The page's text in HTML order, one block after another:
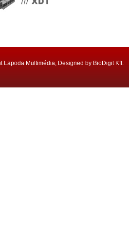
Lapoda Multimédia, Designed by BioDigit Kft.